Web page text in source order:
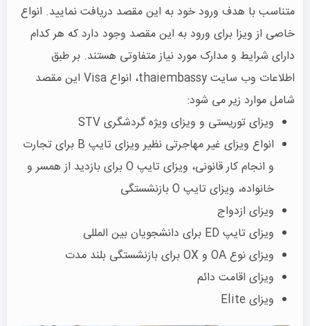
متناسب با هدف ورود خود به این مقصد دریافت نمایید. انواع
خاصی از ویزا برای ورود به این مقصد وجود دارد که هر کدام
دارای شرایط و مدارک مورد نیاز متفاوتی هستند. بر طبق
اطلاعات وب سایت thaiembassy، انواع Visa این مقصد
شامل موارد زیر می شود:
ویزای توریستی و ویزای ویژه گردشگری STV
انواع ویزای غیر مهاجرتی نظیر ویزای تایپ B برای تجارت
و انجام کار قانونی، ویزای تایپ O برای بازدید از همسر و
خانواده، ویزای تایپ O بازنشستگی
ویزای ازدواج
ویزای تایپ ED برای دانشجویان بین المللی
ویزای نوع OA و OX برای بازنشستگی بلند مدت
ویزای اقامت دائم
ویزای Elite